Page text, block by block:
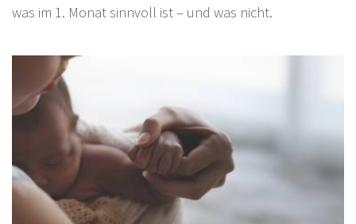
was im 1. Monat sinnvoll ist – und was nicht.